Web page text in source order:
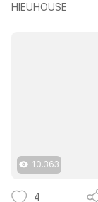
HIEUHOUSE
10.363
4